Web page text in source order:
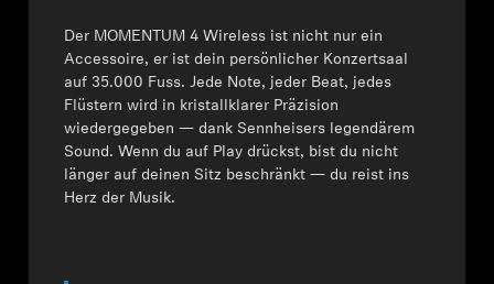
Der MOMENTUM 4 Wireless ist nicht nur ein
Accessoire, er ist dein persönlicher Konzertsaal
auf 35.000 Fuss. Jede Note, jeder Beat, jedes
Flüstern wird in kristallklarer Präzision
wiedergegeben — dank Sennheisers legendärem
Sound. Wenn du auf Play drückst, bist du nicht
länger auf deinen Sitz beschränkt — du reist ins
Herz der Musik.